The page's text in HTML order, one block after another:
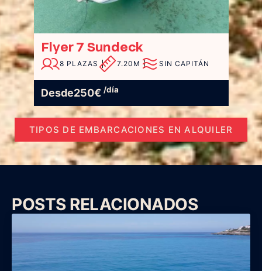
Flyer 7 Sundeck
8 PLAZAS 7.20M SIN CAPITÁN
Desde250€ /día
TIPOS DE EMBARCACIONES EN ALQUILER
POSTS RELACIONADOS